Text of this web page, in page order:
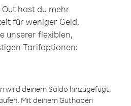
hast du mehr
für weniger Geld.
unserer flexiblen,
Tarifoptionen:
wird deinem Saldo hinzugefügt,
Mit deinem Guthaben